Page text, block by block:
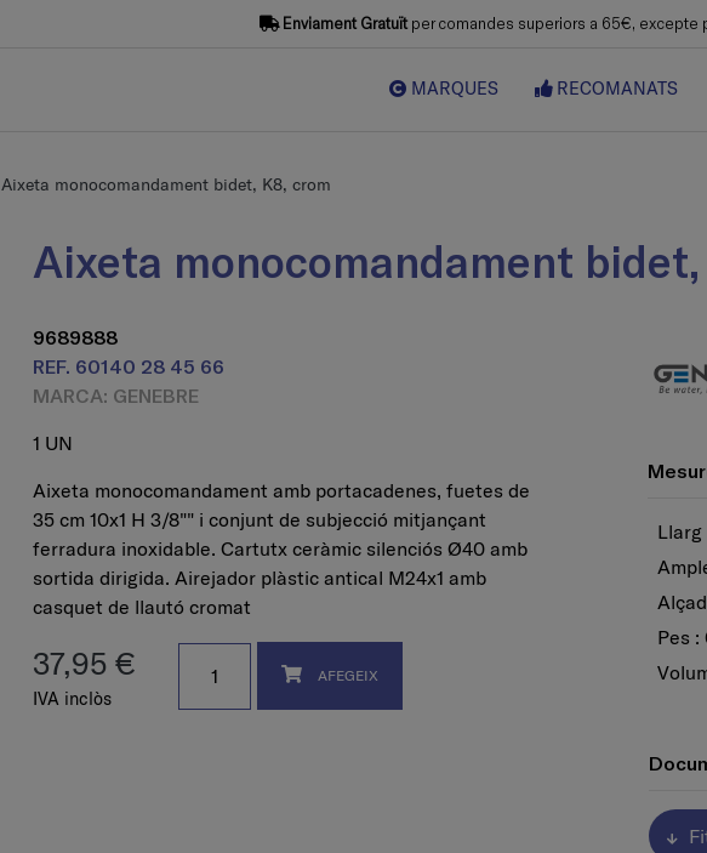
Enviament Gratuïtper comandes superiors a 65€, excepte
MARQUES RECOMANATS
Aixeta monocomandament bidet, K8, crom
Aixeta monocomandament
9689888
REF. 60140 28 45 66
MARCA: GENEBRE
1 UN
Aixeta monocomandament amb portacadenes, fuetes de
35 cm 10x1 H 3/8"" i conjunt de subjecció mitjançant
ferradura inoxidable. Cartutx ceràmic silenciós Ø40 amb
sortida dirigida. Airejador plàstic antical M24x1 amb
casquet de llautó cromat
37,95 €
IVA inclòs
AFEGEIX
Llarg
Pes :